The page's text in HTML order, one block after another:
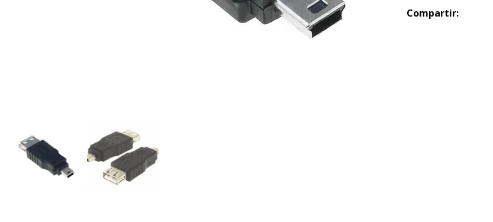
Compartir: